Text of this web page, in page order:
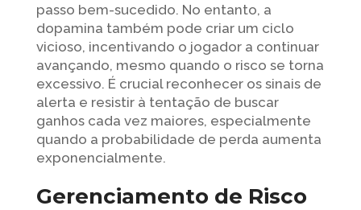
passo bem-sucedido. No entanto, a
dopamina também pode criar um ciclo
vicioso, incentivando o jogador a continuar
avançando, mesmo quando o risco se torna
excessivo. É crucial reconhecer os sinais de
alerta e resistir à tentação de buscar
ganhos cada vez maiores, especialmente
quando a probabilidade de perda aumenta
exponencialmente.
Gerenciamento de Risco